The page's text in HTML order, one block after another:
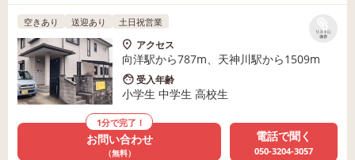
リストに
保存
空きあり 送迎あり 土日祝営業
アクセス
向洋駅から787m、天神川駅から1509m
受入年齢
小学生 中学生 高校生
1分で完了！
お問い合わせ
（無料）
電話で聞く
050-3204-3057